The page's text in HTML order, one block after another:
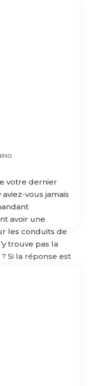
votre dernier
vous jamais
avoir une
les conduits de
trouve pas la
Si la réponse est